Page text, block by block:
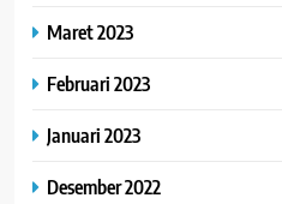
Maret 2023
Februari 2023
Januari 2023
Desember 2022